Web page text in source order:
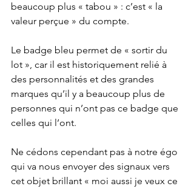
beaucoup plus « tabou » : c’est « la
valeur perçue » du compte.
Le badge bleu permet de « sortir du
lot », car il est historiquement relié à
des personnalités et des grandes
marques qu’il y a beaucoup plus de
personnes qui n’ont pas ce badge que
celles qui l’ont.
Ne cédons cependant pas à notre égo
qui va nous envoyer des signaux vers
cet objet brillant « moi aussi je veux ce